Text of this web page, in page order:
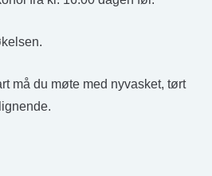
må du møte med nyvasket, tørt